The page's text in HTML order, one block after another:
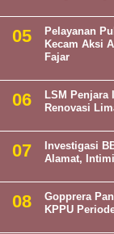
Pelayanan
Kecam Aksi
Fajar
LSM
Renovasi
Investigasi
Alamat,
Gopprera
KPPU